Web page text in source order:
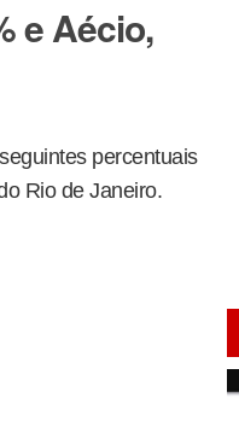
e Aécio,
percentuais
Rio de Janeiro.